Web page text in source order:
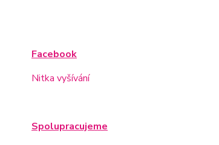
Facebook
Nitka vyšívání
Spolupracujeme